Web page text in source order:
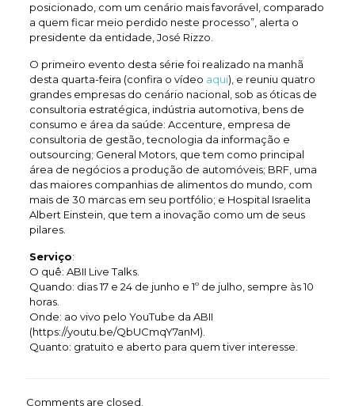
posicionado, com um cenário mais favorável, comparado
a quem ficar meio perdido neste processo”, alerta o
presidente da entidade, José Rizzo.
O primeiro evento desta série foi realizado na manhã
desta quarta-feira (confira o vídeo aqui), e reuniu quatro
grandes empresas do cenário nacional, sob as óticas de
consultoria estratégica, indústria automotiva, bens de
consumo e área da saúde: Accenture, empresa de
consultoria de gestão, tecnologia da informação e
outsourcing; General Motors, que tem como principal
área de negócios a produção de automóveis; BRF, uma
das maiores companhias de alimentos do mundo, com
mais de 30 marcas em seu portfólio; e Hospital Israelita
Albert Einstein, que tem a inovação como um de seus
pilares.
Serviço:
O quê: ABII Live Talks.
Quando: dias 17 e 24 de junho e 1º de julho, sempre às 10
horas.
Onde: ao vivo pelo YouTube da ABII
(https://youtu.be/QbUCmqY7anM).
Quanto: gratuito e aberto para quem tiver interesse.
Comments are closed.